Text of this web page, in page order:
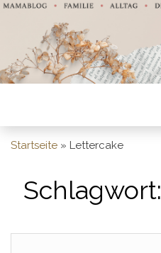
Startseite » Lettercake
Schlagwort: